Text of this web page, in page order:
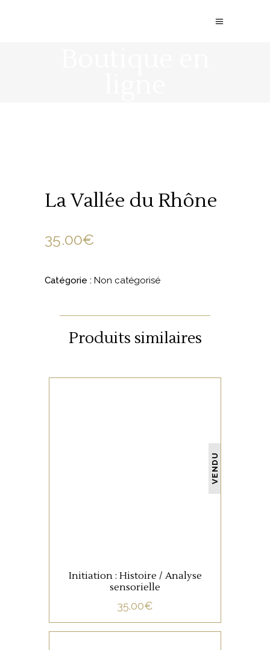
La Vallée du Rhône
35.00€
Catégorie : Non catégorisé
Produits similaires
VENDU
Initiation : Histoire / Analyse
sensorielle
35.00€